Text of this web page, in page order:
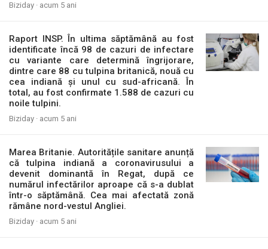
Biziday · acum 5 ani
Raport INSP. În ultima săptămână au fost
identificate încă 98 de cazuri de infectare
cu variante care determină îngrijorare,
dintre care 88 cu tulpina britanică, nouă cu
cea indiană și unul cu sud-africană. În
total, au fost confirmate 1.588 de cazuri cu
noile tulpini.
Biziday · acum 5 ani
Marea Britanie. Autoritățile sanitare anunță
că tulpina indiană a coronavirusului a
devenit dominantă în Regat, după ce
numărul infectărilor aproape că s-a dublat
într-o săptămână. Cea mai afectată zonă
rămâne nord-vestul Angliei.
Biziday · acum 5 ani